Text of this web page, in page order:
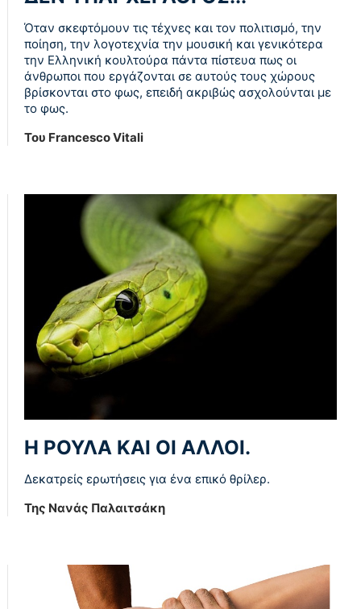
Όταν σκεφτόμουν τις τέχνες και τον πολιτισμό, την
ποίηση, την λογοτεχνία την μουσική και γενικότερα
την Ελληνική κουλτούρα πάντα πίστευα πως οι
άνθρωποι που εργάζονται σε αυτούς τους χώρους
βρίσκονται στο φως, επειδή ακριβώς ασχολούνται με
το φως.
Του Francesco Vitali
Η ΡΟΥΛΑ ΚΑΙ ΟΙ ΑΛΛΟΙ.
Δεκατρείς ερωτήσεις για ένα επικό θρίλερ.
Της Νανάς Παλαιτσάκη